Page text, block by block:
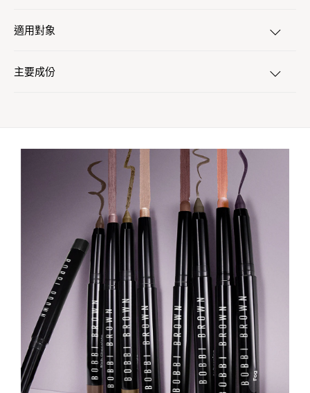
適用對象
主要成份